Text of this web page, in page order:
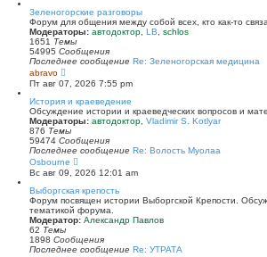
Зеленогорские разговоры
Форум для общения между собой всех, кто как-то
Модераторы: автодоктор LB
schlos
1651 Темы
54995 Сообщения
Последнее сообщение Re: Зеленогорская медицина
abravo
е
р
е
й
т
и
к
п
с
л
е
д
н
е
м
у
с
Пт авг 07, 2026 7:55 pm
История и краеведение
Обсуждение истории и краеведческих вопросов и
Модераторы: автодоктор Vladimir S. Kotlyar
876 Темы
59474 Сообщения
Последнее сообщение Re: Волость Муолаа
Osbourne
е
р
е
й
т
и
п
о
Вс авг 09, 2026 12:01 am
Выборгская крепость
Форум посвящен истории Выборгской Крепости.
тематикой форума.
Модератор: Александр Павлов
62 Темы
1898 Сообщения
Последнее сообщение Re: УТРАТА